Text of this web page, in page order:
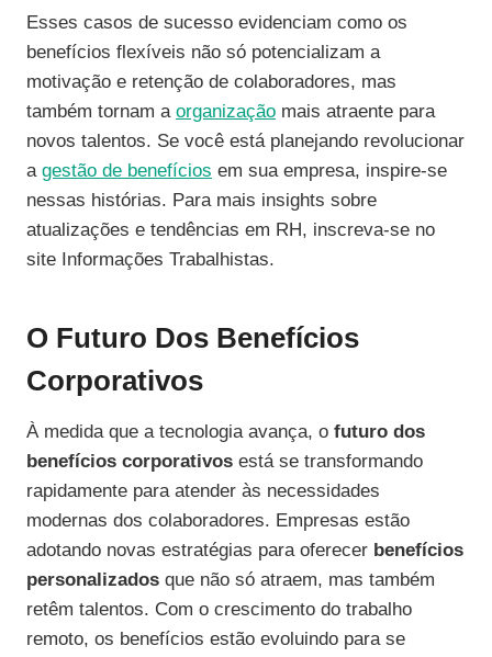
Esses casos de sucesso evidenciam como os
benefícios flexíveis não só potencializam a
motivação e retenção de colaboradores, mas
também tornam a organização mais atraente para
novos talentos. Se você está planejando revolucionar
a gestão de benefícios em sua empresa, inspire-se
nessas histórias. Para mais insights sobre
atualizações e tendências em RH, inscreva-se no
site Informações Trabalhistas.
O Futuro Dos Benefícios
Corporativos
À medida que a tecnologia avança, o futuro dos
benefícios corporativos está se transformando
rapidamente para atender às necessidades
modernas dos colaboradores. Empresas estão
adotando novas estratégias para oferecer benefícios
personalizados que não só atraem, mas também
retêm talentos. Com o crescimento do trabalho
remoto, os benefícios estão evoluindo para se